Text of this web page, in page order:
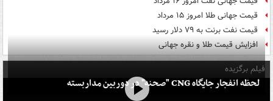
قیمت جهانی طلا امروز ۱۵ مرداد
قیمت نفت برنت به ۷۹ دلار رسید
افزایش قیمت طلا و نقره جهانی
فیلم برگزیده
لحظه انفجار جایگاه CNG "صحنه" در دوربین مداربسته